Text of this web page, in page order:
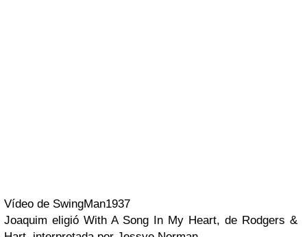
Vídeo de SwingMan1937
Joaquim eligió With A Song In My Heart, de Rodgers &